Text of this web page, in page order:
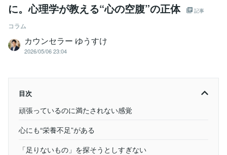
に。心理学が教える“心の空腹”の正体
記事
コラム
カウンセラー ゆうすけ
2026/05/06 23:04
目次
頑張っているのに満たされない感覚
心にも“栄養不足”がある
「足りないもの」を探そうとしすぎない